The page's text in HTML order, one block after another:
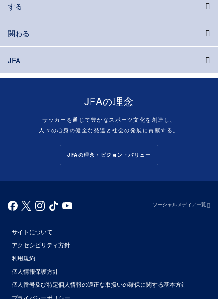
する
関わる
JFA
JFAの理念
サッカーを通じて豊かなスポーツ文化を創造し、
人々の心身の健全な発達と社会の発展に貢献する。
JFAの理念・ビジョン・バリュー
ソーシャルメディア一覧
サイトについて
アクセシビリティ方針
利用規約
個人情報保護方針
個人番号及び特定個人情報の適正な取扱いの確保に関する基本方針
プライバシーポリシー